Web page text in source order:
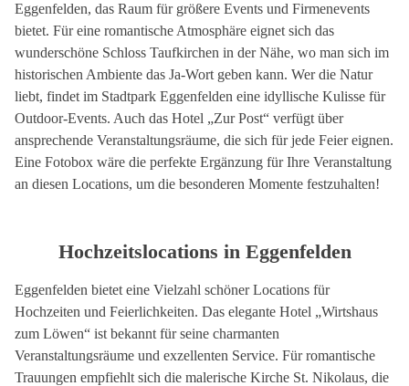
Eggenfelden, das Raum für größere Events und Firmenevents
bietet. Für eine romantische Atmosphäre eignet sich das
wunderschöne Schloss Taufkirchen in der Nähe, wo man sich im
historischen Ambiente das Ja-Wort geben kann. Wer die Natur
liebt, findet im Stadtpark Eggenfelden eine idyllische Kulisse für
Outdoor-Events. Auch das Hotel „Zur Post“ verfügt über
ansprechende Veranstaltungsräume, die sich für jede Feier eignen.
Eine Fotobox wäre die perfekte Ergänzung für Ihre Veranstaltung
an diesen Locations, um die besonderen Momente festzuhalten!
Hochzeitslocations in Eggenfelden
Eggenfelden bietet eine Vielzahl schöner Locations für
Hochzeiten und Feierlichkeiten. Das elegante Hotel „Wirtshaus
zum Löwen“ ist bekannt für seine charmanten
Veranstaltungsräume und exzellenten Service. Für romantische
Trauungen empfiehlt sich die malerische Kirche St. Nikolaus, die